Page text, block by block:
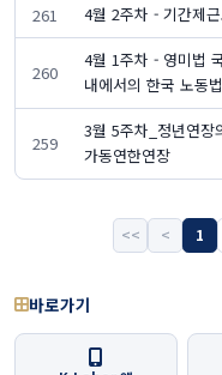
261 4월 2주차 - 기간제
260
4월 1주차 - 영미법
내에서의 한국 노동
259
3월 5주차_정년연장
가동연한연장
<< < 1
바로가기